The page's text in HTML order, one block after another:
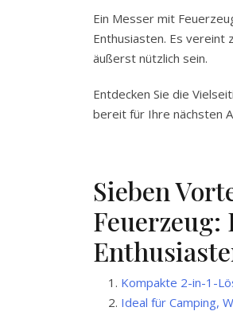
Ein Messer mit
Enthusiasten. Es vereint
äußerst nützlich sein.
Entdecken Sie die
bereit für Ihre nächsten
Sieben
Kompakte 2-in-1-
Ideal für Camping,